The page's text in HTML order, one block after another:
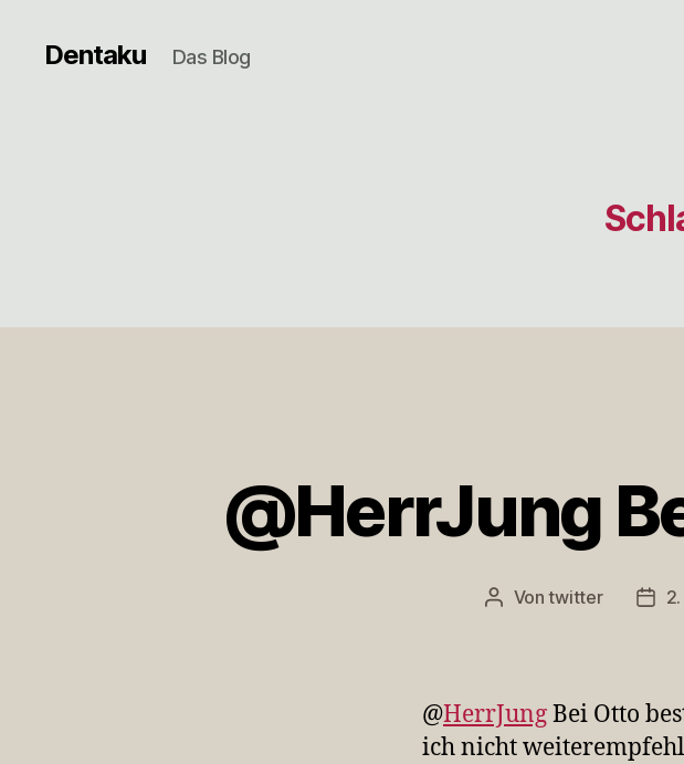
Dentaku Das Blog
@HerrJung
Beitragsautor
Vontwitter
@HerrJungBei Otto
ich nicht